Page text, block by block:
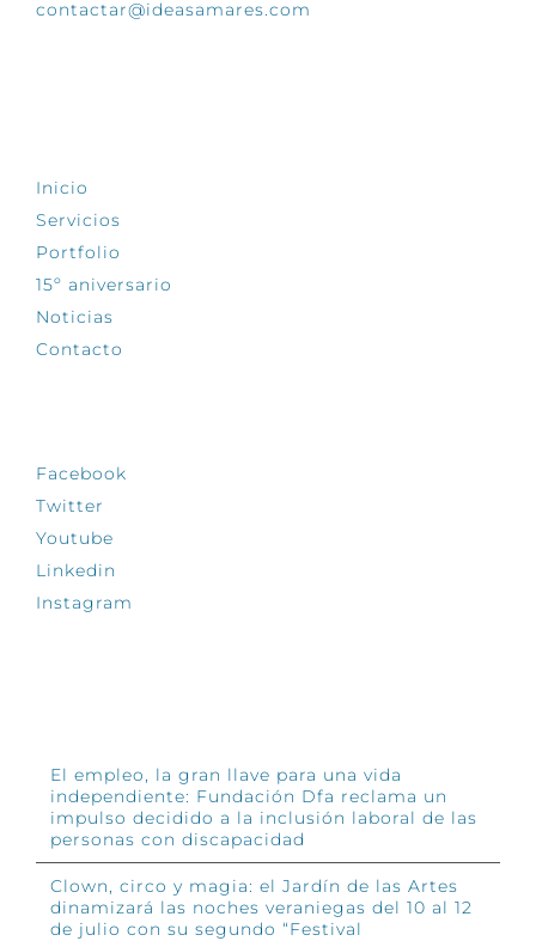
contactar@ideasamares.com
Inicio
Servicios
Portfolio
15º aniversario
Noticias
Contacto
Facebook
Twitter
Youtube
Linkedin
Instagram
El empleo, la gran llave para una vida
independiente: Fundación Dfa reclama un
impulso decidido a la inclusión laboral de las
personas con discapacidad
Clown, circo y magia: el Jardín de las Artes
dinamizará las noches veraniegas del 10 al 12
de julio con su segundo “Festival